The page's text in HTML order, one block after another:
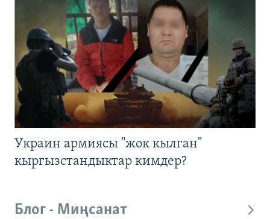
Украин армиясы "жок кылган"
кыргызстандыктар кимдер?
Блог - Миңсанат